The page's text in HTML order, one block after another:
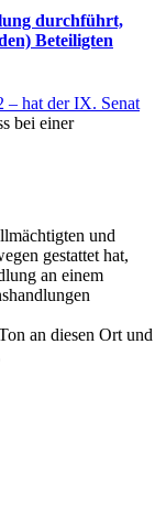
durchführt,
Beteiligten
– hat der IX. Senat
bei einer
und
gestattet hat,
an einem
an diesen Ort und